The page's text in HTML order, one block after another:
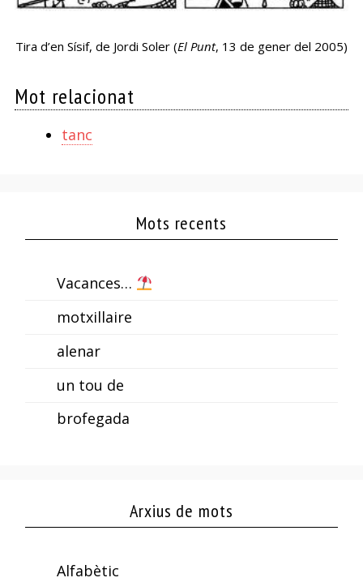
Tira d’en Sísif, de Jordi Soler (El Punt, 13 de gener del 2005)
Mot relacionat
tanc
Mots recents
Vacances…
motxillaire
alenar
un tou de
brofegada
Arxius de mots
Alfabètic